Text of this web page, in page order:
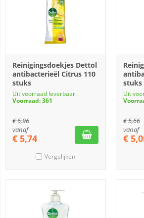
Reinigingsdoekjes Dettol
antibacterieël Citrus 110
stuks
Uit voorraad leverbaar.
Voorraad: 361
€6,96
vanaf
€ 5,74
Vergelijken
stuks
Uit
€5,66
vanaf
€